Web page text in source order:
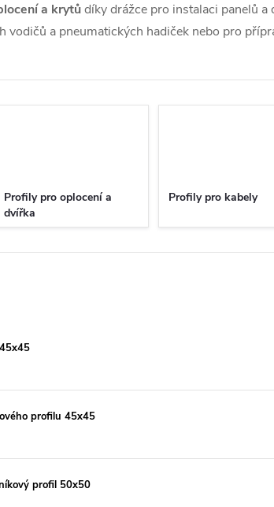
a krytůdíky drážce pro instalaci panelů
vodičů a pneumatických hadiček nebo pro
Profily pro oplocení a
dvířka
Profily pro kabely
profilu 45x45
profil 50x50